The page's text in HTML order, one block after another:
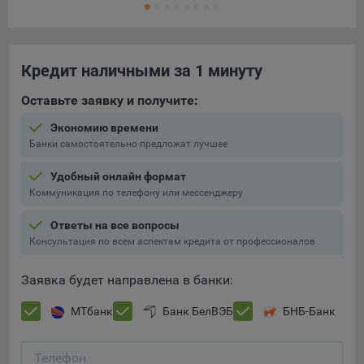
составить представление о тенденциях использования
9.5. Файлы cookie, применяемые для определения целевой
Google Analytics.
Технические/Функциональные, хранятся не более года;
платформ «Google Analytics», «Яндекс.Метрика»
(статистические), установлены на сервере Общества и не
время пользования сайтом;
определять предпочтения пользователей сайта, в том числе
предпочтений пользователей.
Кредит наличными за 1 минуту
Оставьте заявку и получите:
Экономию времени
Банки самостоятельно предложат лучшее
Удобный онлайн формат
Коммуникация по телефону или мессенджеру
Ответы на все вопросы
Консультация по всем аспектам кредита от профессионалов
Заявка будет направлена в банки:
МТбанк Банк БелВЭБ БНБ-Банк
Телефон